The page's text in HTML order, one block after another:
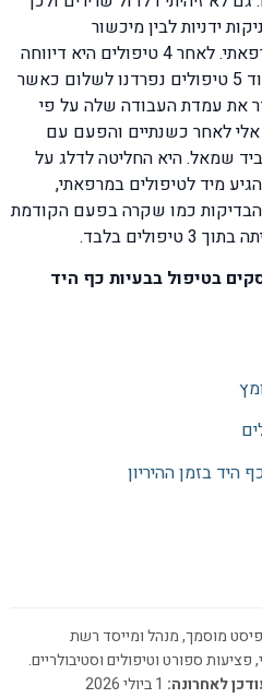
ידניות לבין מיכשור
אלקטרותראפי חדיש שיש שמרפאתי. לאחר 4 טיפולים היא דיווחה
על שיפור של כ- 50% ולאחר עוד 5 טיפולים נפרדנו לשלום כאשר
את עמדת העבודה שלה על פי
אלי לאחר כשנתיים והפעם עם
שמאל. היא החליטה לדלג על
מיד לטיפולים במרפאתי,
כמו שקרה בפעם הקודמת
בלבד.
בטיפול בבעיות כף היד
בזמן ההיריון
מוסמך, מנהל ומייסד רשת
ספורט וטיפולים וסטיבולריים.
לאחרונה: